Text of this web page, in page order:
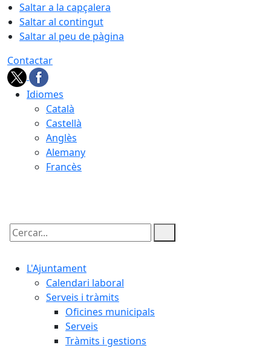
Saltar a la capçalera
Saltar al contingut
Saltar al peu de pàgina
Contactar
Idiomes
Català
Castellà
Anglès
Alemany
Francès
Cercar:
L'Ajuntament
Calendari laboral
Serveis i tràmits
Oficines municipals
Serveis
Tràmits i gestions